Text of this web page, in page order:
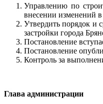
Управлению по
внесении изменений
Утвердить порядок и
застройки города
Постановление
Постановление
Контроль за